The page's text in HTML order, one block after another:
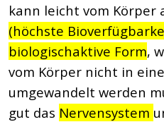
kann leicht vom Körper
(höchste
biologischaktive Form,
vom Körper nicht in
umgewandelt werden
gut das Nervensystem